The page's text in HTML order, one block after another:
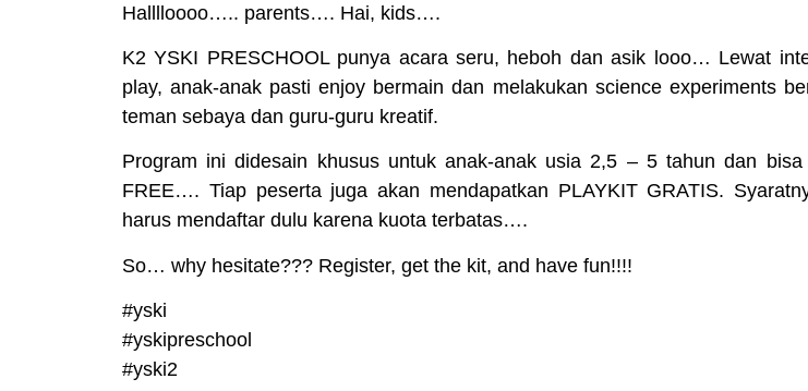
Halllloooo….. parents…. Hai, kids….
K2 YSKI PRESCHOOL punya acara seru, heboh dan asik looo… Lewat
play, anak-anak pasti enjoy bermain dan melakukan science experiments
teman sebaya dan guru-guru kreatif.
Program ini didesain khusus untuk anak-anak usia 2,5 – 5 tahun dan bisa
FREE…. Tiap peserta juga akan mendapatkan PLAYKIT GRATIS.
harus mendaftar dulu karena kuota terbatas….
So… why hesitate??? Register, get the kit, and have fun!!!!
#yski
#yskipreschool
#yski2